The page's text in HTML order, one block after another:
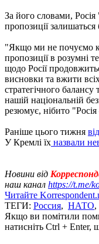
За його словами,
пропозиції залишаться
"Якщо ми не почуємо
пропозиції в розумні
щодо Росії
висновки та вжити
стратегічного
нашій національній
резюмує, нібито
Раніше цього тижня
У Кремлі їх назвали
Новини від
наш канал https://t.me/
Читайте
ТЕГИ: Россия, НАТО,
Якщо ви помітили
натисніть Ctrl + Enter,